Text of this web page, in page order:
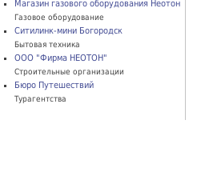
Магазин газового оборудования Неотон
Газовое оборудование
Ситилинк-мини Богородск
Бытовая техника
ООО "Фирма НЕОТОН"
Строительные организации
Бюро Путешествий
Турагентства